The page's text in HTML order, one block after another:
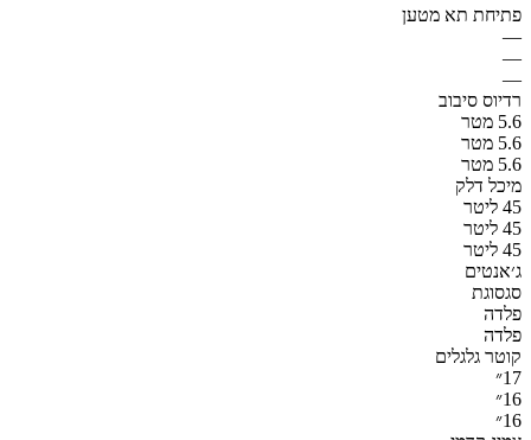
פתיחת תא מטען
—
—
—
רדיוס סיבוב
5.6 מטר
5.6 מטר
5.6 מטר
מיכל דלק
45 ליטר
45 ליטר
45 ליטר
ג׳אנטים
סגסוגת
פלדה
פלדה
קוטר גלגלים
17״
16״
16״